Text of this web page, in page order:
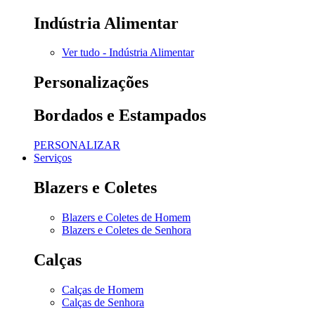
Indústria Alimentar
Ver tudo - Indústria Alimentar
Personalizações
Bordados e Estampados
PERSONALIZAR
Serviços
Blazers e Coletes
Blazers e Coletes de Homem
Blazers e Coletes de Senhora
Calças
Calças de Homem
Calças de Senhora